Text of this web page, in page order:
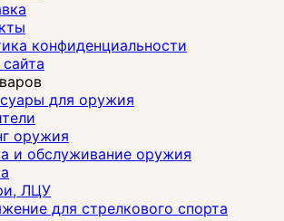
конфиденциальности
для оружия
оружия
и обслуживание оружия
ЛЦУ
для стрелкового спорта